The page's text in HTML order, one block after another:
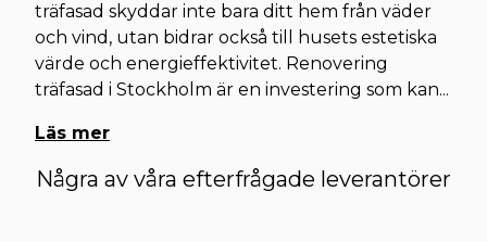
träfasad skyddar inte bara ditt hem från väder
och vind, utan bidrar också till husets estetiska
värde och energieffektivitet. Renovering
träfasad i Stockholm är en investering som kan...
Läs mer
Några av våra efterfrågade leverantörer